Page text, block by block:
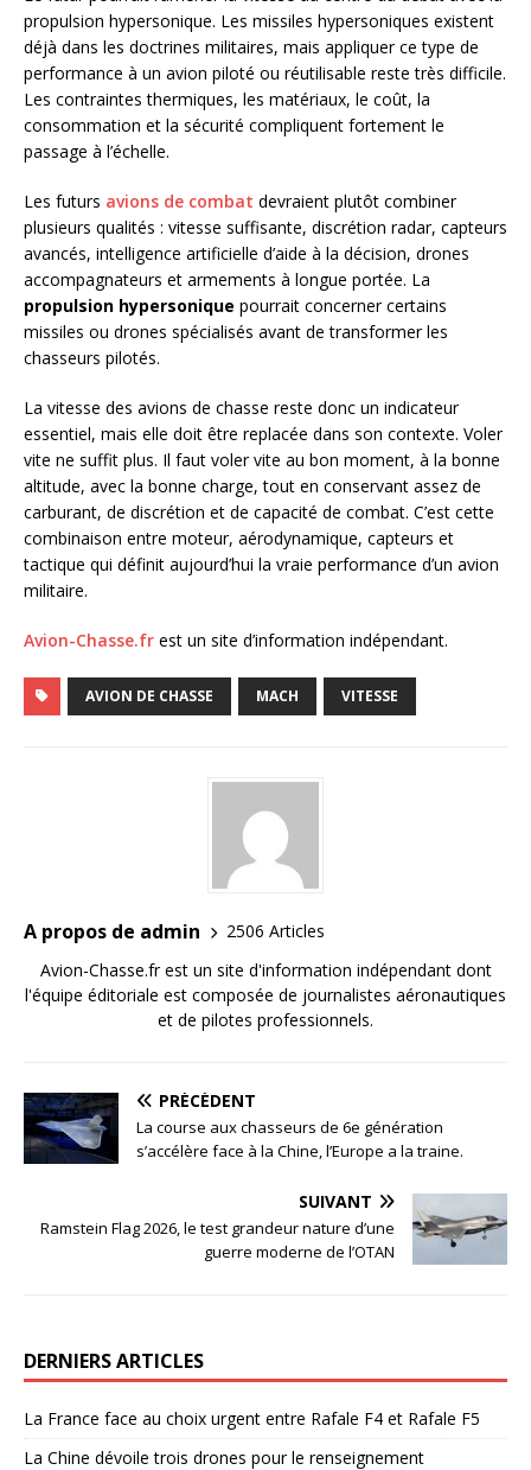
propulsion hypersonique. Les missiles hypersoniques existent
déjà dans les doctrines militaires, mais appliquer ce type de
performance à un avion piloté ou réutilisable reste très difficile.
Les contraintes thermiques, les matériaux, le coût, la
consommation et la sécurité compliquent fortement le
passage à l’échelle.
Les futurs avions de combat devraient plutôt combiner
plusieurs qualités : vitesse suffisante, discrétion radar, capteurs
avancés, intelligence artificielle d’aide à la décision, drones
accompagnateurs et armements à longue portée. La
propulsion hypersonique pourrait concerner certains
missiles ou drones spécialisés avant de transformer les
chasseurs pilotés.
La vitesse des avions de chasse reste donc un indicateur
essentiel, mais elle doit être replacée dans son contexte. Voler
vite ne suffit plus. Il faut voler vite au bon moment, à la bonne
altitude, avec la bonne charge, tout en conservant assez de
carburant, de discrétion et de capacité de combat. C’est cette
combinaison entre moteur, aérodynamique, capteurs et
tactique qui définit aujourd’hui la vraie performance d’un avion
militaire.
Avion-Chasse.fr est un site d’information indépendant.
AVION DE CHASSE MACH VITESSE
A propos de admin
2506 Articles
Avion-Chasse.fr est un site d'information indépendant dont
l'équipe éditoriale est composée de journalistes aéronautiques
et de pilotes professionnels.
PRÉCÉDENT
La course aux chasseurs de 6e génération
s’accélère face à la Chine, l’Europe a la traine.
SUIVANT
Ramstein Flag 2026, le test grandeur nature d’une
guerre moderne de l’OTAN
DERNIERS ARTICLES
La France face au choix urgent entre Rafale F4 et Rafale F5
La Chine dévoile trois drones pour le renseignement